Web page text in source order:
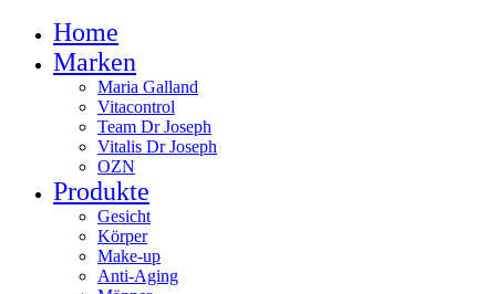
Home
Marken
Maria Galland
Vitacontrol
Team Dr Joseph
Vitalis Dr Joseph
OZN
Produkte
Gesicht
Körper
Make-up
Anti-Aging